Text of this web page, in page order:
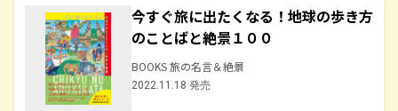
今すぐ旅に出たくなる！地球の歩き方
のことばと絶景１００
BOOKS 旅の名言＆絶景
2022.11.18 発売